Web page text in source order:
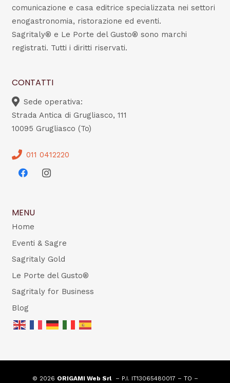
comunicazione e casa editrice specializzata nei settori
enogastronomia, ristorazione ed eventi.
Sagritaly® e Le Porte del Gusto® sono marchi
registrati. Tutti i diritti riservati.
CONTATTI
Sede operativa:
Strada Antica di Grugliasco, 111
10095 Grugliasco (To)
011 0412220
MENU
Home
Eventi & Sagre
Sagritaly Gold
Le Porte del Gusto®
Sagritaly for Business
Blog
© 2026 ORIGAMI Web Srl– P.I. IT13065480017 – TO –